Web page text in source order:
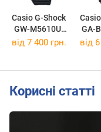
Casio G-Shock
GW-M5610U-
1E
GA-
від 7 400 грн. від
Корисні статті